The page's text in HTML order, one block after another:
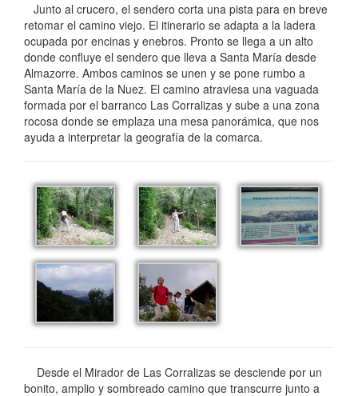
Junto al crucero, el sendero corta una pista para en breve
retomar el camino viejo. El itinerario se adapta a la ladera
ocupada por encinas y enebros. Pronto se llega a un alto
donde confluye el sendero que lleva a Santa María desde
Almazorre. Ambos caminos se unen y se pone rumbo a
Santa María de la Nuez. El camino atraviesa una vaguada
formada por el barranco Las Corralizas y sube a una zona
rocosa donde se emplaza una mesa panorámica, que nos
ayuda a interpretar la geografía de la comarca.
Desde el Mirador de Las Corralizas se desciende por un
bonito, amplio y sombreado camino que transcurre junto a